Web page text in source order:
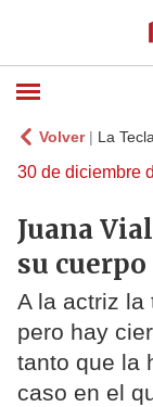
Volver| La
30 de diciembre
Juana
su
A la actriz la
pero hay
tanto que la
caso en el